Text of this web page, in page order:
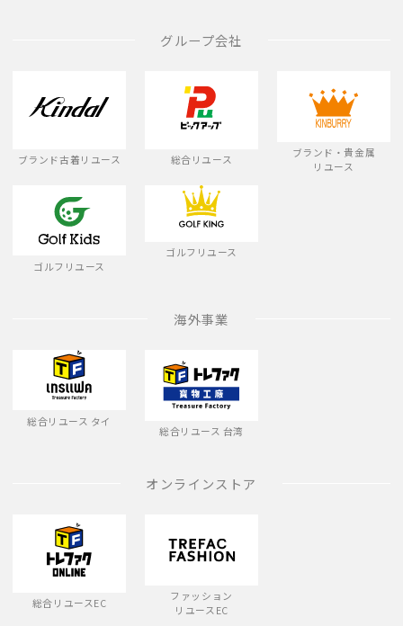
グループ会社
ブランド古着リユース 総合リユース
ブランド・貴金属
リユース
ゴルフリユース
ゴルフリユース
海外事業
総合リユース タイ
総合リユース 台湾
オンラインストア
総合リユースEC
ファッション
リユースEC